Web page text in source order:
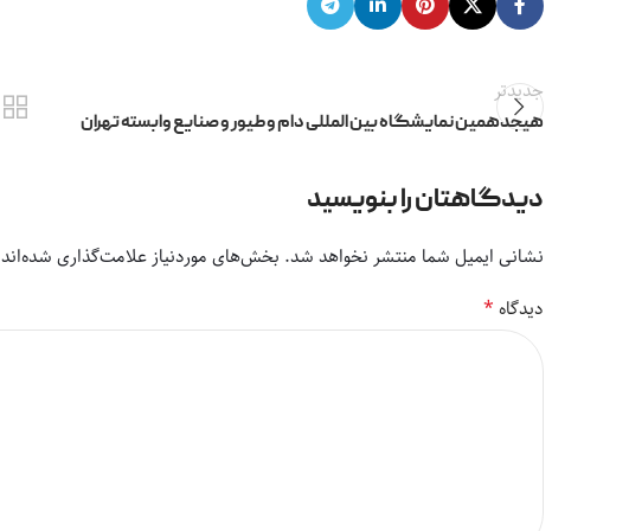
جدیدتر
هیجدهمین نمایشگاه بین المللی دام و طیور و صنایع وابسته تهران
دیدگاهتان را بنویسید
نشانی ایمیل شما منتشر نخواهد شد. بخش‌های موردنیاز علامت‌گذاری شده‌اند
دیدگاه*